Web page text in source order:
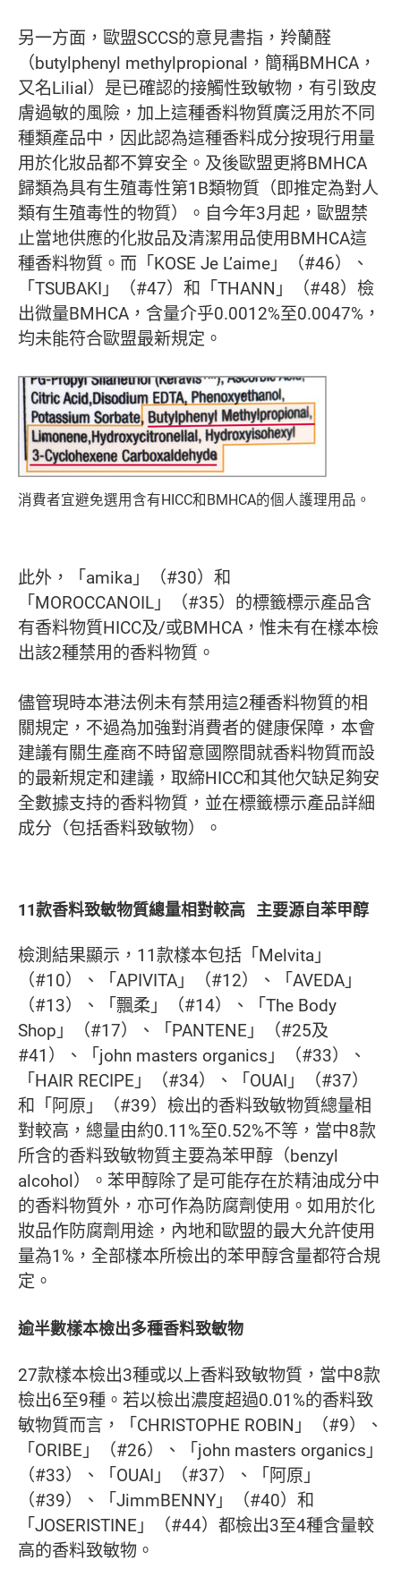
另一方面，歐盟SCCS的意見書指，羚蘭醛
（butylphenyl methylpropional，簡稱BMHCA，
又名Lilial）是已確認的接觸性致敏物，有引致皮
膚過敏的風險，加上這種香料物質廣泛用於不同
種類產品中，因此認為這種香料成分按現行用量
用於化妝品都不算安全。及後歐盟更將BMHCA
歸類為具有生殖毒性第1B類物質（即推定為對人
類有生殖毒性的物質）。自今年3月起，歐盟禁
止當地供應的化妝品及清潔用品使用BMHCA這
種香料物質。而「KOSE Je L’aime」（#46）、
「TSUBAKI」（#47）和「THANN」（#48）檢
出微量BMHCA，含量介乎0.0012%至0.0047%，
均未能符合歐盟最新規定。
消費者宜避免選用含有HICC和BMHCA的個人護理用品。
此外，「amika」（#30）和
「MOROCCANOIL」（#35）的標籤標示產品含
有香料物質HICC及/或BMHCA，惟未有在樣本檢
出該2種禁用的香料物質。
儘管現時本港法例未有禁用這2種香料物質的相
關規定，不過為加強對消費者的健康保障，本會
建議有關生產商不時留意國際間就香料物質而設
的最新規定和建議，取締HICC和其他欠缺足夠安
全數據支持的香料物質，並在標籤標示產品詳細
成分（包括香料致敏物）。
11款香料致敏物質總量相對較高 主要源自苯甲醇
檢測結果顯示，11款樣本包括「Melvita」
（#10）、「APIVITA」（#12）、「AVEDA」
（#13）、「飄柔」（#14）、「The Body
Shop」（#17）、「PANTENE」（#25及
#41）、「john masters organics」（#33）、
「HAIR RECIPE」（#34）、「OUAI」（#37）
和「阿原」（#39）檢出的香料致敏物質總量相
對較高，總量由約0.11%至0.52%不等，當中8款
所含的香料致敏物質主要為苯甲醇（benzyl
alcohol）。苯甲醇除了是可能存在於精油成分中
的香料物質外，亦可作為防腐劑使用。如用於化
妝品作防腐劑用途，內地和歐盟的最大允許使用
量為1%，全部樣本所檢出的苯甲醇含量都符合規
定。
逾半數樣本檢出多種香料致敏物
27款樣本檢出3種或以上香料致敏物質，當中8款
檢出6至9種。若以檢出濃度超過0.01%的香料致
敏物質而言，「CHRISTOPHE ROBIN」（#9）、
「ORIBE」（#26）、「john masters organics」
（#33）、「OUAI」（#37）、「阿原」
（#39）、「JimmBENNY」（#40）和
「JOSERISTINE」（#44）都檢出3至4種含量較
高的香料致敏物。